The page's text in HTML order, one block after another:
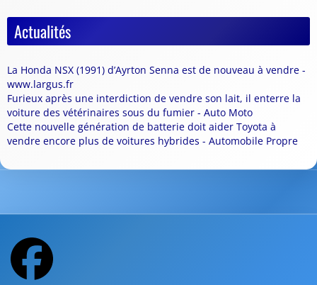
Actualités
La Honda NSX (1991) d’Ayrton Senna est de nouveau à vendre -
www.largus.fr
Furieux après une interdiction de vendre son lait, il enterre la
voiture des vétérinaires sous du fumier - Auto Moto
Cette nouvelle génération de batterie doit aider Toyota à
vendre encore plus de voitures hybrides - Automobile Propre